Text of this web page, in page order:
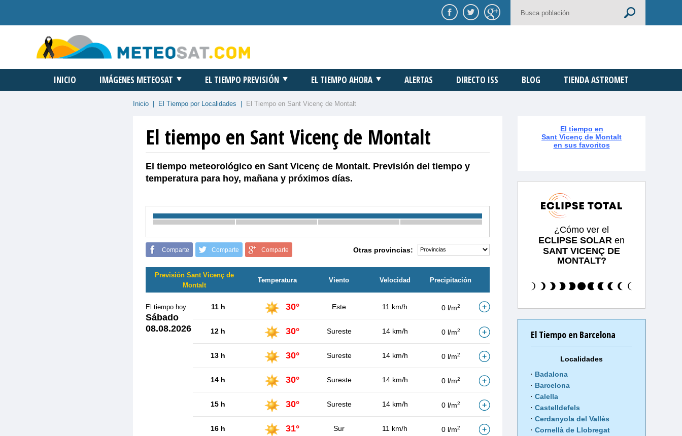
INICIO IMÁGENES METEOSAT EL TIEMPO PREVISIÓN EL TIEMPO AHORA ALERTAS DIRECTO ISS BLOG TIENDA ASTROMET
Inicio El Tiempo por Localidades El Tiempo en Sant Vicenç de Montalt
El tiempo en Sant Vicenç de Montalt
El tiempo meteorológico en Sant Vicenç de Montalt. Previsión del tiempo y
temperatura para hoy, mañana y próximos días.
Comparte Comparte Comparte Otras provincias:
Previsión Sant Vicenç de
Montalt
Temperatura Viento Velocidad Precipitación
El tiempo hoy
Sábado
08.08.2026
11 h 30° Este 11 km/h 0 l/m2
12 h 30° Sureste 14 km/h 0 l/m2
13 h 30° Sureste 14 km/h 0 l/m2
14 h 30° Sureste 14 km/h 0 l/m2
15 h 30° Sureste 14 km/h 0 l/m2
16 h 31° Sur 11 km/h 0 l/m2
El tiempo en
Sant Vicenç de Montalt
en sus favoritos
¿Cómo ver el
ECLIPSE SOLAR en
SANT VICENÇ DE
MONTALT?
El Tiempo en Barcelona
Localidades
Badalona
Barcelona
Calella
Castelldefels
Cerdanyola del Vallès
Cornellà de Llobregat